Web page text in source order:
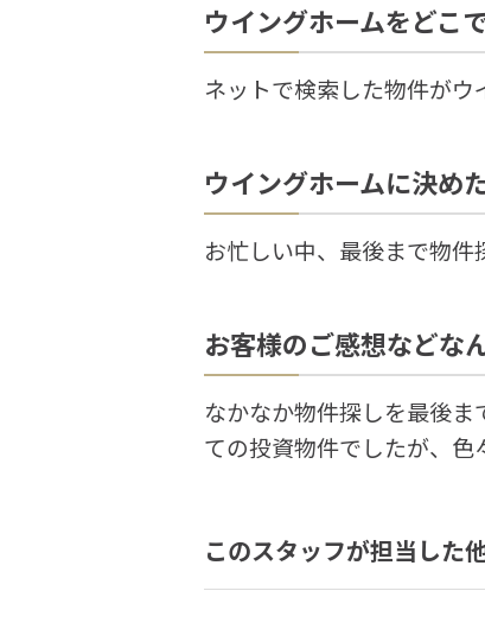
ウイングホームをどこ
ネットで検索した物件がウ
ウイングホームに決め
お忙しい中、最後まで物件
お客様のご感想などな
なかなか物件探しを最後
ての投資物件でしたが、色
このスタッフが担当した